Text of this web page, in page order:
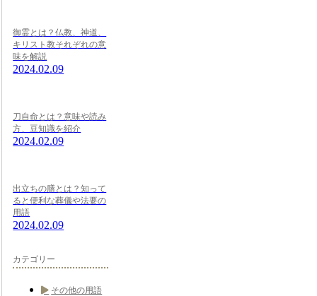
御霊とは？仏教、神道、
キリスト教それぞれの意
味を解説
2024.02.09
刀自命とは？意味や読み
方、豆知識を紹介
2024.02.09
出立ちの膳とは？知って
ると便利な葬儀や法要の
用語
2024.02.09
カテゴリー
その他の用語